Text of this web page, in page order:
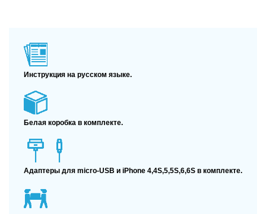
Инструкция на русском языке.
Белая коробка в комплекте.
Адаптеры для micro-USB и iPhone 4,4S,5,5S,6,6S в комплекте.